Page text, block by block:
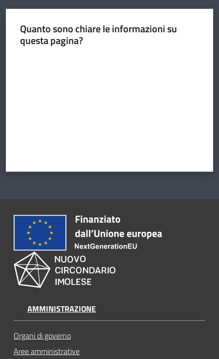
Quanto sono chiare le informazioni su
questa pagina?
AMMINISTRAZIONE
Organi di governo
Aree amministrative